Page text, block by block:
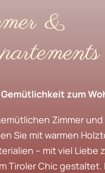
&
zum
Zimmer
Sie mit warmen
– mit viel Liebe
Tiroler Chic gestaltet.